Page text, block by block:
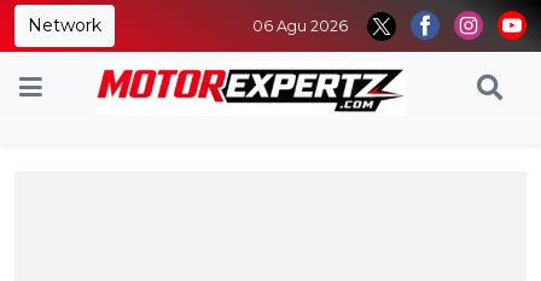
Network 06 Agu 2026